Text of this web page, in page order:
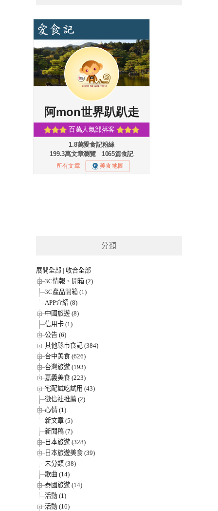
分類
展開全部 | 收合全部
3C情報、開箱 (2)
3C產品開箱 (1)
APP介紹 (8)
中國旅遊 (8)
信用卡 (1)
公告 (6)
其他縣市食記 (384)
台中美食 (626)
台灣旅遊 (193)
嘉義美食 (223)
宅配試吃試用 (43)
徵信社推薦 (2)
心情 (1)
新文章 (5)
新聞稿 (7)
日本旅遊 (328)
日本旅遊美食 (39)
未分類 (38)
歌曲 (14)
泰國旅遊 (14)
活動 (1)
活動 (16)